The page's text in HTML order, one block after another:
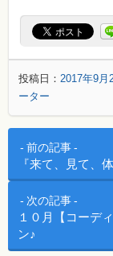
投稿日： 2017年9月
ーター
投稿ナビ
前の記事
『来て、見て、
次の記事
１０月【コーデ
ン♪